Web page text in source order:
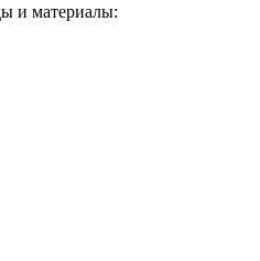
и материалы: